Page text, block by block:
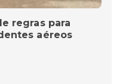
regras para
aéreos